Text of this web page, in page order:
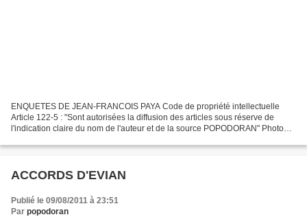
ENQUETES DE JEAN-FRANCOIS PAYA Code de propriété intellectuelle
Article 122-5 : "Sont autorisées la diffusion des articles sous réserve de
l'indication claire du nom de l'auteur et de la source POPODORAN" Photo
ACCORDS D'EVIAN
Publié le 09/08/2011 à 23:51
Par popodoran